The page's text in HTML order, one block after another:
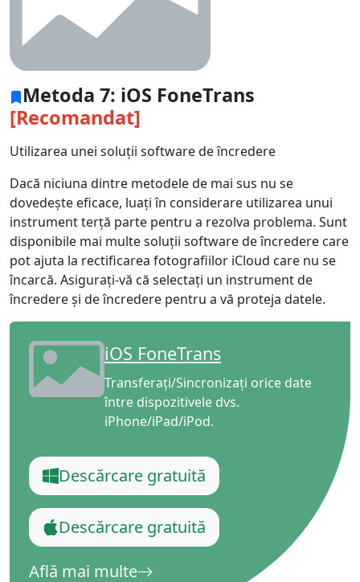
Metoda 7: iOS FoneTrans
[Recomandat]
Utilizarea unei soluții software de încredere
Dacă niciuna dintre metodele de mai sus nu se
dovedește eficace, luați în considerare utilizarea unui
instrument terță parte pentru a rezolva problema. Sunt
disponibile mai multe soluții software de încredere care
pot ajuta la rectificarea fotografiilor iCloud care nu se
încarcă. Asigurați-vă că selectați un instrument de
încredere și de încredere pentru a vă proteja datele.
iOS FoneTrans
Transferați/Sincronizați orice date
între dispozitivele dvs.
iPhone/iPad/iPod.
Descărcare gratuită
Descărcare gratuită
Află mai multe